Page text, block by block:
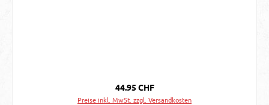
Regulärer Preis:
44.95 CHF
Preise inkl. MwSt. zzgl. Versandkosten